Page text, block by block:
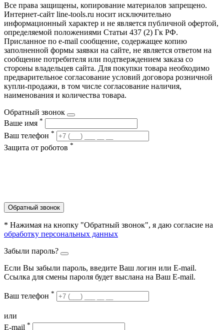
Все права защищены, копирование материалов запрещено.
Интернет-сайт line-tools.ru носит исключительно
информационный характер и не является публичной офертой,
определяемой положениями Статьи 437 (2) Гк РФ.
Присланное по e-mail сообщение, содержащее копию
заполненной формы заявки на сайте, не является ответом на
сообщение потребителя или подтверждением заказа со
стороны владельцев сайта. Для покупки товара необходимо
предварительное согласование условий договора розничной
купли-продажи, в том числе согласование наличия,
наименования и количества товара.
Обратный звонок
Ваше имя *
Ваш телефон *
Защита от роботов *
Обратный звонок
* Нажимая на кнопку "Обратный звонок", я даю согласие на
обработку персональных данных
Забыли пароль?
Если Вы забыли пароль, введите Ваш логин или Е-mail.
Ссылка для смены пароля будет выслана на Ваш E-mail.
Ваш телефон *
или
E-mail *